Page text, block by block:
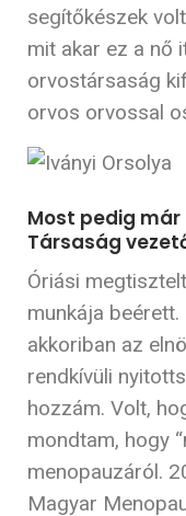
segítőkészek
mit akar ez a nő
orvostársaság
orvos orvossal
Most pedig már
Társaság
Óriási
munkája
akkoriban az
rendkívüli
hozzám. Volt,
mondtam, hogy
menopauzáról.
Magyar